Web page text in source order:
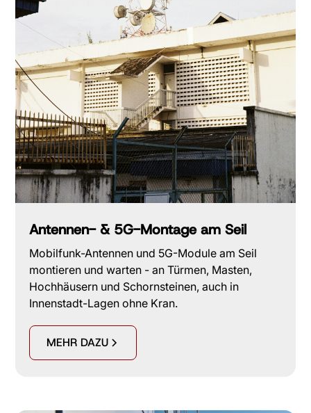
Antennen- & 5G-Montage am Seil
Mobilfunk-Antennen und 5G-Module am Seil
montieren und warten - an Türmen, Masten,
Hochhäusern und Schornsteinen, auch in
Innenstadt-Lagen ohne Kran.
MEHR DAZU